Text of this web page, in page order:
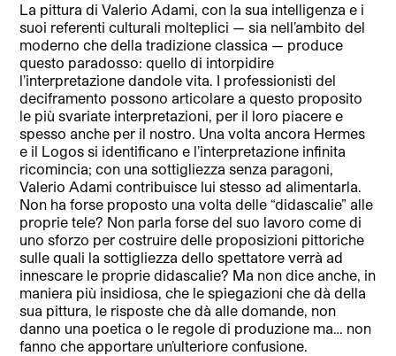
La pittura di Valerio Adami, con la sua intelligenza e i
suoi referenti culturali molteplici — sia nell’ambito del
moderno che della tradizione classica — produce
questo paradosso: quello di intorpidire
l’interpretazione dandole vita. I professionisti del
deciframento possono articolare a questo proposito
le più svariate interpretazioni, per il loro piacere e
spesso anche per il nostro. Una volta ancora Hermes
e il Logos si identificano e l’interpretazione infinita
ricomincia; con una sottigliezza senza paragoni,
Valerio Adami contribuisce lui stesso ad alimentarla.
Non ha forse proposto una volta delle “didascalie” alle
proprie tele? Non parla forse del suo lavoro come di
uno sforzo per costruire delle proposizioni pittoriche
sulle quali la sottigliezza dello spettatore verrà ad
innescare le proprie didascalie? Ma non dice anche, in
maniera più insidiosa, che le spiegazioni che dà della
sua pittura, le risposte che dà alle domande, non
danno una poetica o le regole di produzione ma… non
fanno che apportare un’ulteriore confusione.